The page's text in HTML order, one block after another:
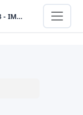
IWT603 - IMU角度传感器三轴加速度倾角陀螺仪模块